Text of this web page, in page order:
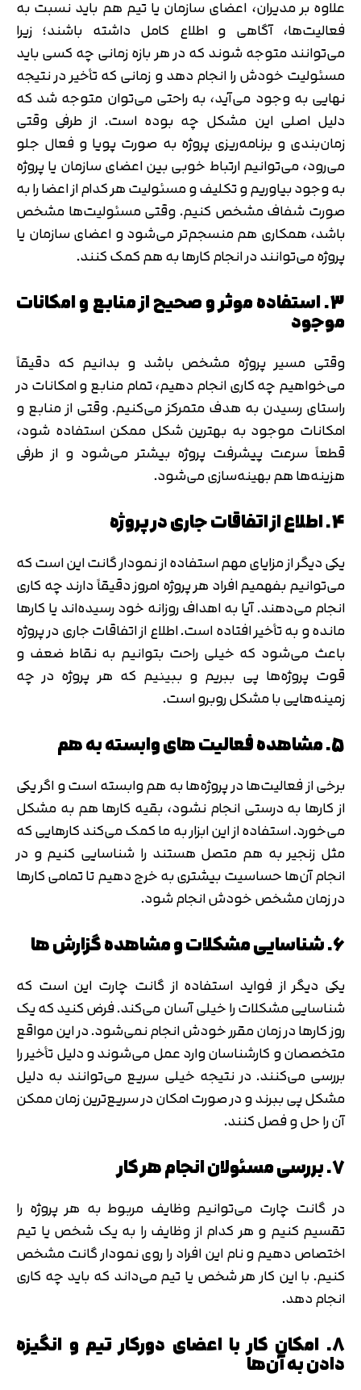
علاوه بر مدیران، اعضای سازمان یا تیم هم باید نسبت به
فعالیت‌ها، آگاهی و اطلاع کامل داشته باشند؛ زیرا
می‌توانند متوجه شوند که در هر بازه زمانی چه کسی باید
مسئولیت خودش را انجام دهد و زمانی که تأخیر در نتیجه
نهایی به وجود می‌آید، به راحتی می‌توان متوجه شد که
دلیل اصلی این مشکل چه بوده است. از طرفی وقتی
زمان‌بندی و برنامه‌ریزی پروژه به صورت پویا و فعال جلو
می‌رود، می‌توانیم ارتباط خوبی بین اعضای سازمان یا پروژه
به وجود بیاوریم و تکلیف و مسئولیت هر کدام از اعضا را به
صورت شفاف مشخص کنیم. وقتی مسئولیت‌ها مشخص
باشد، همکاری هم منسجم‌تر می‌شود و اعضای سازمان یا
پروژه می‌توانند در انجام کارها به هم کمک کنند.
3. استفاده موثر و صحیح از منابع و امکانات
موجود
وقتی مسیر پروژه مشخص باشد و بدانیم که دقیقاً
می‌خواهیم چه کاری انجام دهیم، تمام منابع و امکانات در
راستای رسیدن به هدف متمرکز می‌کنیم. وقتی از منابع و
امکانات موجود به بهترین شکل ممکن استفاده شود،
قطعاً سرعت پیشرفت پروژه بیشتر می‌شود و از طرفی
هزینه‌ها هم بهینه‌سازی می‌شود.
4. اطلاع از اتفاقات جاری در پروژه
یکی دیگر از مزایای مهم استفاده از نمودار گانت این است که
می‌توانیم بفهمیم افراد هر پروژه امروز دقیقاً دارند چه کاری
انجام می‌دهند. آیا به اهداف روزانه خود رسیده‌اند یا کارها
مانده و به تأخیر افتاده است. اطلاع از اتفاقات جاری در پروژه
باعث می‌شود که خیلی راحت بتوانیم به نقاط ضعف و
قوت پروژه‌ها پی ببریم و ببینیم که هر پروژه در چه
زمینه‌هایی با مشکل روبرو است.
5. مشاهده فعالیت های وابسته به هم
برخی از فعالیت‌ها در پروژه‌ها به هم وابسته است و اگر یکی
از کارها به درستی انجام نشود، بقیه کارها هم به مشکل
می‌خورد. استفاده از این ابزار به ما کمک می‌کند کارهایی که
مثل زنجیر به هم متصل هستند را شناسایی کنیم و در
انجام آن‌ها حساسیت بیشتری به خرج دهیم تا تمامی کارها
در زمان مشخص خودش انجام شود.
6. شناسایی مشکلات و مشاهده گزارش ها
یکی دیگر از فواید استفاده از گانت چارت این است که
شناسایی مشکلات را خیلی آسان می‌کند. فرض کنید که یک
روز کارها در زمان مقرر خودش انجام نمی‌شود. در این مواقع
متخصصان و کارشناسان وارد عمل می‌شوند و دلیل تأخیر را
بررسی می‌کنند. در نتیجه خیلی سریع می‌توانند به دلیل
مشکل پی ببرند و در صورت امکان در سریع‌ترین زمان ممکن
آن را حل و فصل کنند.
7. بررسی مسئولان انجام هر کار
در گانت چارت می‌توانیم وظایف مربوط به هر پروژه را
تقسیم کنیم و هر کدام از وظایف را به یک شخص یا تیم
اختصاص دهیم و نام این افراد را روی نمودار گانت مشخص
کنیم. با این کار هر شخص یا تیم می‌داند که باید چه کاری
انجام دهد.
8. امکان کار با اعضای دورکار تیم و انگیزه
دادن به آن‌ها
تایید کد
کد ارسال شده را وارد کنید
تایید کد
متوجه شدم